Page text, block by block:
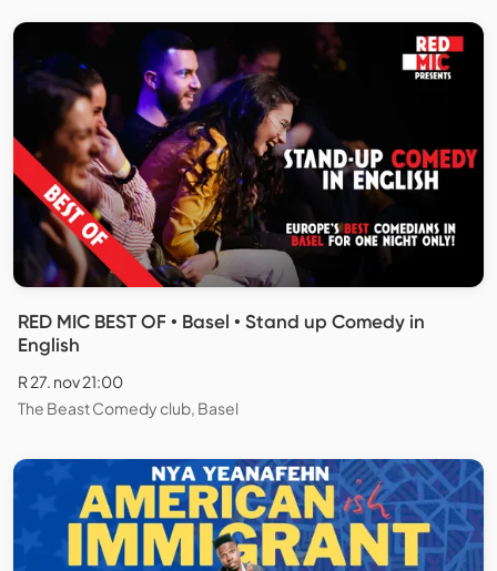
RED MIC BEST OF • Basel • Stand up Comedy in
English
R 27. nov 21:00
The Beast Comedy club, Basel